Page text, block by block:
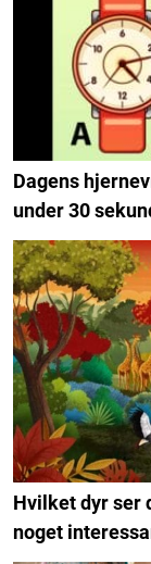
Dagens
under 30
Hvilket dyr ser
noget